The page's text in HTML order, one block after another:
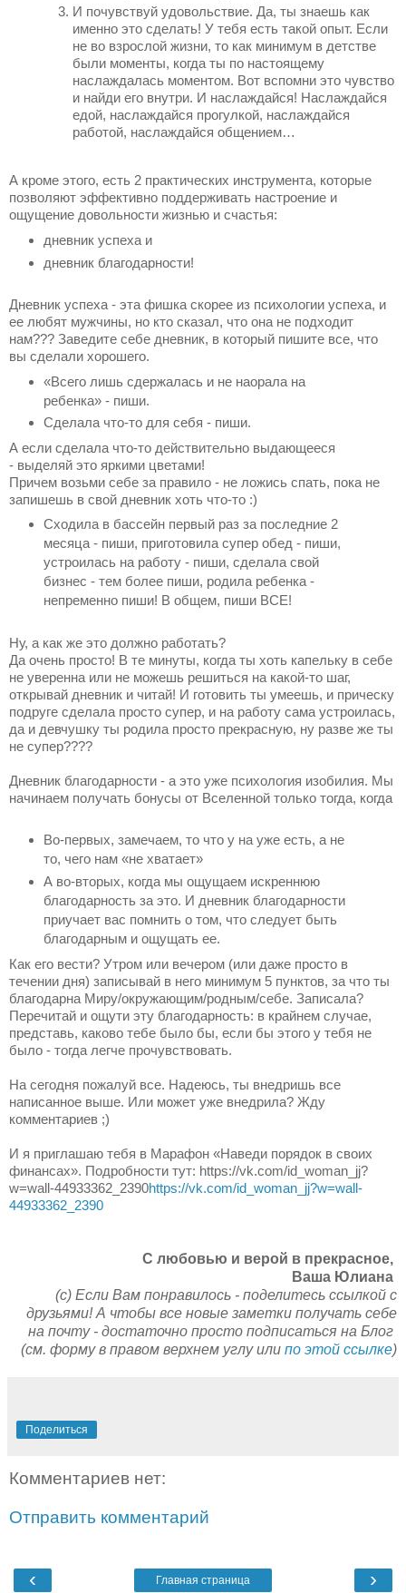
И почувствуй удовольствие. Да, ты знаешь как
именно это сделать! У тебя есть такой опыт. Если
не во взрослой жизни, то как минимум в детстве
были моменты, когда ты по настоящему
наслаждалась моментом. Вот вспомни это чувство
и найди его внутри. И наслаждайся! Наслаждайся
едой, наслаждайся прогулкой, наслаждайся
работой, наслаждайся общением…
А кроме этого, есть 2 практических инструмента, которые
позволяют эффективно поддерживать настроение и
ощущение довольности жизнью и счастья:
дневник успеха и
дневник благодарности!⠀
Дневник успеха - эта фишка скорее из психологии успеха, и
ее любят мужчины, но кто сказал, что она не подходит
нам??? Заведите себе дневник, в который пишите все, что
вы сделали хорошего. ⠀
«Всего лишь сдержалась и не наорала на
ребенка» - пиши. ⠀
Сделала что-то для себя - пиши. ⠀
А если сделала что-то действительно выдающееся
- выделяй это яркими цветами! ⠀
Причем возьми себе за правило - не ложись спать, пока не
запишешь в свой дневник хоть что-то :) ⠀
Сходила в бассейн первый раз за последние 2
месяца - пиши, приготовила супер обед - пиши,
устроилась на работу - пиши, сделала свой
бизнес - тем более пиши, родила ребенка -
непременно пиши! В общем, пиши ВСЕ! ⠀
Ну, а как же это должно работать? ⠀
Да очень просто! В те минуты, когда ты хоть капельку в себе
не уверенна или не можешь решиться на какой-то шаг,
открывай дневник и читай! И готовить ты умеешь, и прическу
подруге сделала просто супер, и на работу сама устроилась,
да и девчушку ты родила просто прекрасную, ну разве же ты
не супер????⠀
Дневник благодарности - а это уже психология изобилия. Мы
начинаем получать бонусы от Вселенной только тогда, когда
Во-первых, замечаем, то что у на уже есть, а не
то, чего нам «не хватает»⠀
А во-вторых, когда мы ощущаем искреннюю
благодарность за это. И дневник благодарности
приучает вас помнить о том, что следует быть
благодарным и ощущать ее.
Как его вести? Утром или вечером (или даже просто в
течении дня) записывай в него минимум 5 пунктов, за что ты
благодарна Миру/окружающим/родным/себе. Записала?
Перечитай и ощути эту благодарность: в крайнем случае,
представь, каково тебе было бы, если бы этого у тебя не
было - тогда легче прочувствовать.
На сегодня пожалуй все. Надеюсь, ты внедришь все
написанное выше. Или может уже внедрила? Жду
комментариев ;)
И я приглашаю тебя в Марафон «Наведи порядок в своих
финанcаx». Подробности тут: https://vk.com/id_woman_jj?
w=wall-44933362_2390https://vk.com/id_woman_jj?w=wall-
44933362_2390
C любовью и верой в прекрасное,
Ваша Юлиана
(с) Если Вам понравилось - поделитесь ссылкой с
друзьями! А чтобы все новые заметки получать себе
на почту - достаточно просто подписаться на Блог
(см. форму в правом верхнем углу или по этой ссылке)
Поделиться
Комментариев нет:
Отправить комментарий
‹ ›
Главная страница